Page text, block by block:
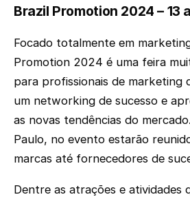
Brazil Promotion 2024 – 13
Focado totalmente em
Promotion 2024 é uma feira
para profissionais de marketing
um networking de sucesso e
as novas tendências do
Paulo, no evento estarão
marcas até fornecedores de
Dentre as atrações e atividades